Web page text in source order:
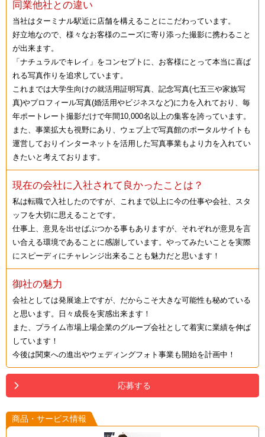
同業他社との違い
当社はターミナル駅近に店舗を構えることにこだわっています。
好立地なので、様々なお客様のニーズに寄り添った撮影に携わること
が出来ます。
「ナチュラルでキレイ」をコンセプトに、お客様にとって本当に喜ば
れる写真作りを追求しています。
これまでは大学生向けの就活用証明写真、記念写真(七五三や家族写
真)やプロフィール写真(婚活用やビジネスなど)に力を入れており、毎
年ポートレート撮影だけで年間10,000名以上の集客を誇っています。
また、事業拡大も視野にあり、ウェブ上で写真館のポータルサイトも
運営しておりインターネットを活用した写真事業もより力を入れてい
きたいと考えております。
現在の会社に入社されて良かったことは？
私は転職で入社したのですが、これまで以上に今の仕事や会社、スタ
ッフを大切に思えることです。
仕事上、意見を出せばぶつかる事もありますが、それぞれが意見を言
い合える環境であることに感謝しています。やってみたいことを実際
にスピーディにチャレンジ出来ることも魅力だと思います！
御社の魅力
会社としては発展途上ですが、だからこそ大きな可能性も秘めている
と思います。日々成長を実感出来ます！
また、プライム市場上場企業のグループ会社として着実に業績を伸ば
しています！
今後は関東への進出やウェディングフォト事業も開始を計画中！
応募する
商品・サービス情報